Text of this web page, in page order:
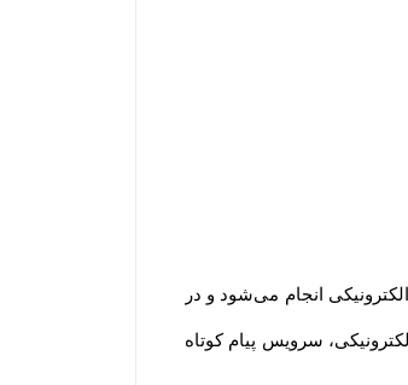
انجام می‏‌شود و در
سرویس پیام کوتاه